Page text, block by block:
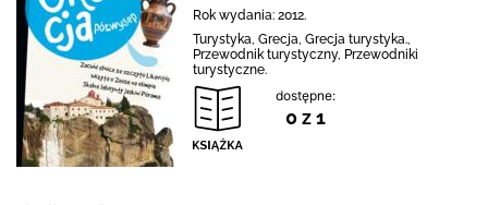
Rok wydania: 2012.
Turystyka, Grecja, Grecja turystyka.,
Przewodnik turystyczny, Przewodniki
turystyczne.
dostępne:
0 z 1